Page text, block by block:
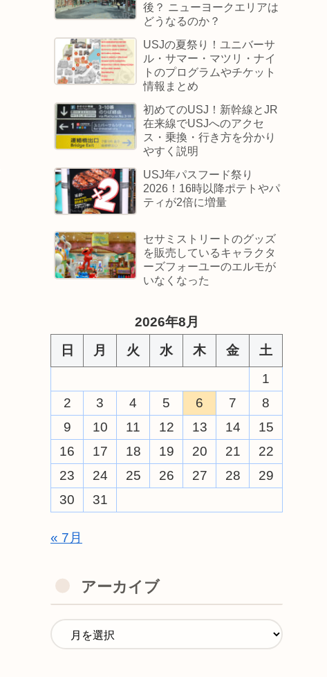
後？ ニューヨークエリアは
どうなるのか？
USJの夏祭り！ユニバーサ
ル・サマー・マツリ・ナイ
トのプログラムやチケット
情報まとめ
初めてのUSJ！新幹線とJR
在来線でUSJへのアクセ
ス・乗換・行き方を分かり
やすく説明
USJ年パスフード祭り
2026！16時以降ポテトやパ
ティが2倍に増量
セサミストリートのグッズ
を販売しているキャラクタ
ーズフォーユーのエルモが
いなくなった
2026年8月
日
月 火 水 木 金
土
1
2
3 4 5 6 7
8
9
10 11 12 13 14
15
16
17 18 19 20 21
22
23
24 25 26 27 28
29
30
31
« 7月
アーカイブ